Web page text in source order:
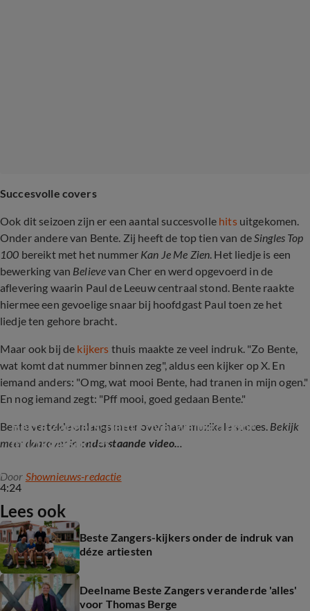
Succesvolle covers
Ook dit seizoen zijn er een aantal succesvolle hits uitgekomen.
Onder andere van Bente. Zij heeft de top tien van deSingles Top
100 bereikt met het nummer Kan Je Me Zien. Het liedje is een
bewerking van Believevan Cher en werd opgevoerd in de
aflevering waarin Paul de Leeuw centraal stond. Bente raakte
hiermee een gevoelige snaar bij hoofdgast Paul toen ze het
liedje ten gehore bracht.
Maar ook bij de kijkers thuis maakte ze veel indruk. "Zo Bente,
wat komt dat nummer binnen zeg", aldus een kijker op X. En
iemand anders: "Omg, wat mooi Bente, had tranen in mijn ogen."
En nog iemand zegt: "Pff mooi, goed gedaan Bente."
Bente vertelde onlangs meer over haar muzikale succes. Bekijk
meer daarover in onderstaande video...
4:24
Beste Zangers-Bente overweldigd door
muzikaal succes
Door Shownieuws-redactie
Lees ook
Beste Zangers-kijkers onder de indruk van
déze artiesten
Deelname Beste Zangers veranderde 'alles'
voor Thomas Berge